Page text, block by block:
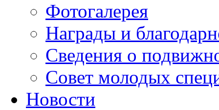
Фотогалерея
Награды и
Сведения о
Совет молодых
Новости